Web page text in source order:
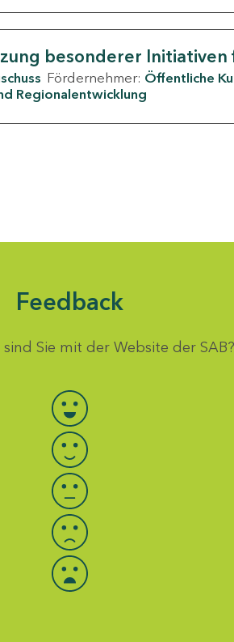
besonderer Initiativen
Fördernehmer: Öffentliche
Regionalentwicklung
Feedback
Sie mit der Website der SAB?
Bewertung auswählen